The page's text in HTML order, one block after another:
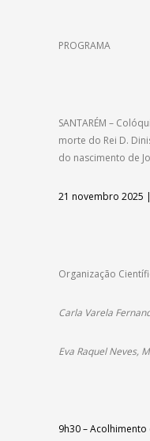
PROGRAMA
SANTARÉM –
morte do Rei D.
do nascimento de
21 novembro 2025
Organização
Carla Varela
Eva Raquel Neves,
9h30 –